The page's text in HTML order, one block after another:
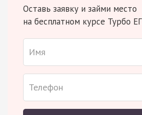
Оставь заявку и займи место
на бесплатном курсе Турбо